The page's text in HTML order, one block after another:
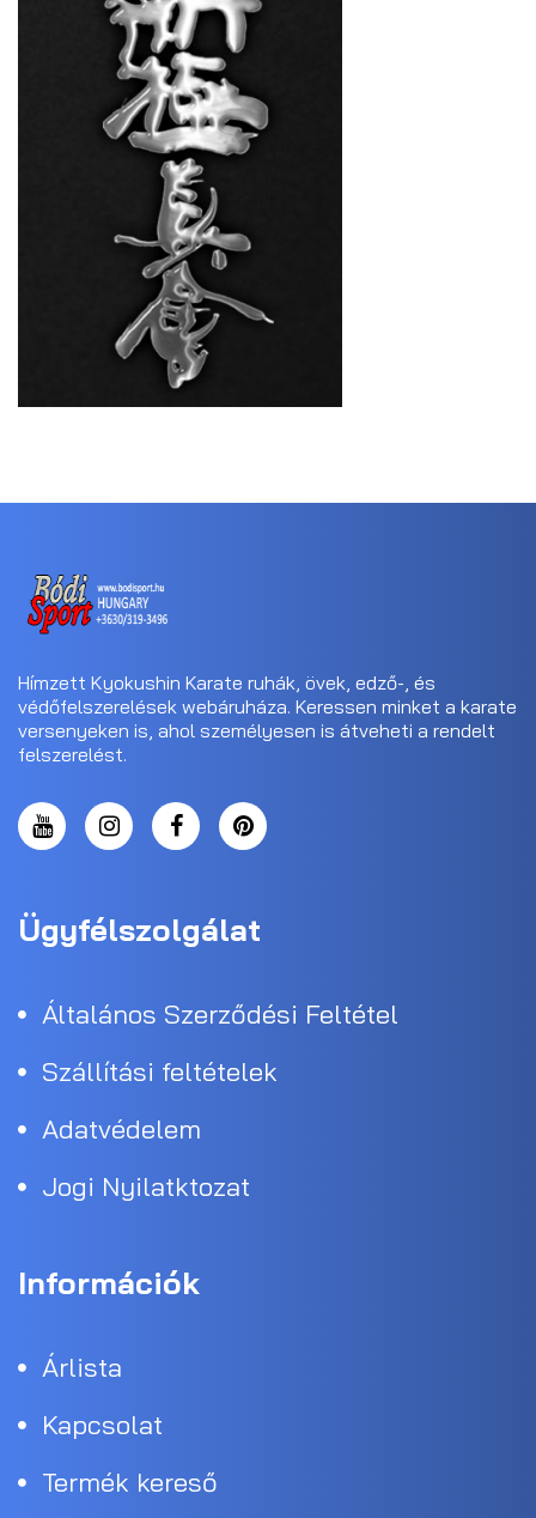
Hímzett Kyokushin Karate ruhák, övek, edző-, és
védőfelszerelések webáruháza. Keressen minket a karate
versenyeken is, ahol személyesen is átveheti a rendelt
felszerelést.
Ügyfélszolgálat
Általános Szerződési Feltétel
Szállítási feltételek
Adatvédelem
Jogi Nyilatktozat
Információk
Árlista
Kapcsolat
Termék kereső